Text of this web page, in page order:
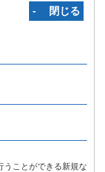
‐ 閉じる
うことができる新規な